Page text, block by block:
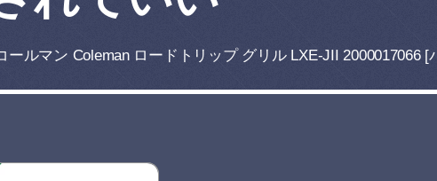
ールマン Coleman ロードトリップ グリル LXE-JII 2000017066 [